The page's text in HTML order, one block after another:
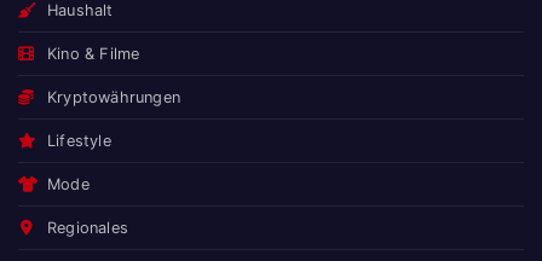
Haushalt
Kino & Filme
Kryptowährungen
Lifestyle
Mode
Regionales